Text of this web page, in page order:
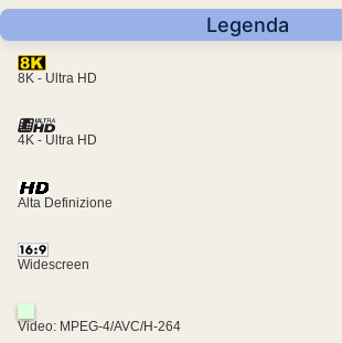
Legenda
8K - Ultra HD
4K - Ultra HD
Alta Definizione
Widescreen
Video: MPEG-4/AVC/H-264